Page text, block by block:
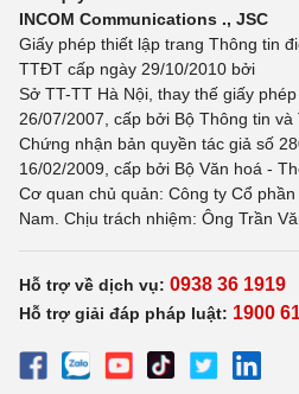
INCOM Communications ., JSC
Giấy phép thiết lập trang Thông tin
TTĐT cấp ngày 29/10/2010 bởi
Sở TT-TT Hà Nội, thay thế giấy
26/07/2007, cấp bởi Bộ Thông tin và
Chứng nhận bản quyền tác giả số
16/02/2009, cấp bởi Bộ Văn hoá -
Cơ quan chủ quản: Công ty Cổ
Nam. Chịu trách nhiệm: Ông Trần
Hỗ trợ về dịch vụ: 0938 36 1919
Hỗ trợ giải đáp pháp luật: 1900